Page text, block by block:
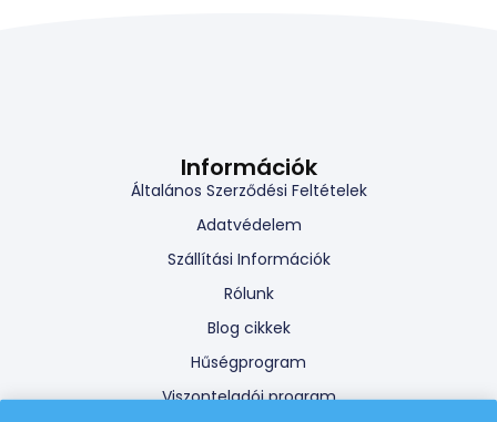
Információk
Általános Szerződési Feltételek
Adatvédelem
Szállítási Információk
Rólunk
Blog cikkek
Hűségprogram
Viszonteladói program